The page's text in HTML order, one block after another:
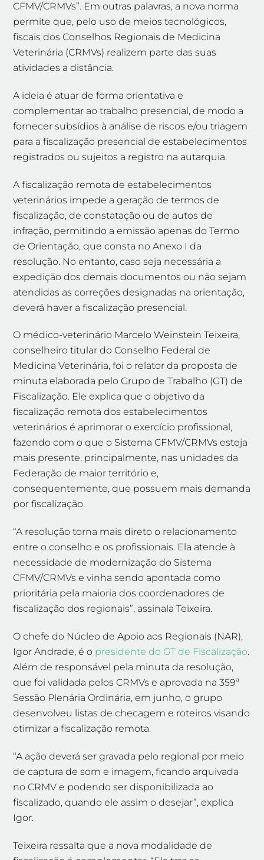
CFMV/CRMVs”. Em outras palavras, a nova norma
permite que, pelo uso de meios tecnológicos,
fiscais dos Conselhos Regionais de Medicina
Veterinária (CRMVs) realizem parte das suas
atividades a distância.
A ideia é atuar de forma orientativa e
complementar ao trabalho presencial, de modo a
fornecer subsídios à análise de riscos e/ou triagem
para a fiscalização presencial de estabelecimentos
registrados ou sujeitos a registro na autarquia.
A fiscalização remota de estabelecimentos
veterinários impede a geração de termos de
fiscalização, de constatação ou de autos de
infração, permitindo a emissão apenas do Termo
de Orientação, que consta no Anexo I da
resolução. No entanto, caso seja necessária a
expedição dos demais documentos ou não sejam
atendidas as correções designadas na orientação,
deverá haver a fiscalização presencial.
O médico-veterinário Marcelo Weinstein Teixeira,
conselheiro titular do Conselho Federal de
Medicina Veterinária, foi o relator da proposta de
minuta elaborada pelo Grupo de Trabalho (GT) de
Fiscalização. Ele explica que o objetivo da
fiscalização remota dos estabelecimentos
veterinários é aprimorar o exercício profissional,
fazendo com o que o Sistema CFMV/CRMVs esteja
mais presente, principalmente, nas unidades da
Federação de maior território e,
consequentemente, que possuem mais demanda
por fiscalização.
“A resolução torna mais direto o relacionamento
entre o conselho e os profissionais. Ela atende à
necessidade de modernização do Sistema
CFMV/CRMVs e vinha sendo apontada como
prioritária pela maioria dos coordenadores de
fiscalização dos regionais”, assinala Teixeira.
O chefe do Núcleo de Apoio aos Regionais (NAR),
Igor Andrade, é o presidente do GT de Fiscalização.
Além de responsável pela minuta da resolução,
que foi validada pelos CRMVs e aprovada na 359ª
Sessão Plenária Ordinária, em junho, o grupo
desenvolveu listas de checagem e roteiros visando
otimizar a fiscalização remota.
“A ação deverá ser gravada pelo regional por meio
de captura de som e imagem, ficando arquivada
no CRMV e podendo ser disponibilizada ao
fiscalizado, quando ele assim o desejar”, explica
Igor.
Teixeira ressalta que a nova modalidade de